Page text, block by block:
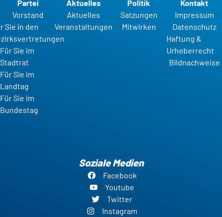
Partei
Vorstand
Sie in den
Für Sie im
Stadtrat
Für Sie im
Landtag
Für Sie im
Bundestag
Aktuelles
Aktuelles
Veranstaltungen
Politik
Satzungen
Mitwirken
Kontakt
Impressum
Datenschutz
Haftung &
Urheberrecht
Bildnachweise
Soziale Medien
Facebook
Youtube
Twitter
Instagram